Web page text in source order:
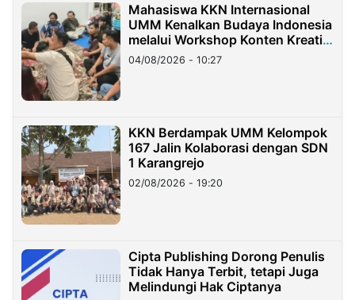
Mahasiswa KKN Internasional
UMM Kenalkan Budaya Indonesia
melalui Workshop Konten Kreatif
di Taiwan
04/08/2026 - 10:27
KKN Berdampak UMM Kelompok
167 Jalin Kolaborasi dengan SDN
1 Karangrejo
02/08/2026 - 19:20
Cipta Publishing Dorong Penulis
Tidak Hanya Terbit, tetapi Juga
Melindungi Hak Ciptanya